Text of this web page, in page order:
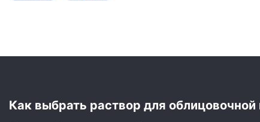
Как выбрать раствор для облицовочной